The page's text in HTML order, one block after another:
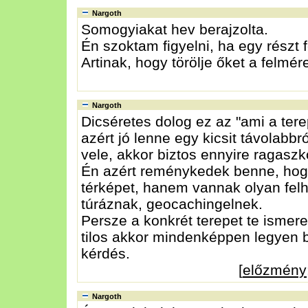
Nargoth
Somogyiakat hev berajzolta.
Én szoktam figyelni, ha egy részt
Artinak, hogy törölje őket a
Nargoth
Dicséretes dolog ez az "ami a
azért jó lenne egy kicsit
vele, akkor biztos ennyire
Én azért reménykedek benne,
térképet, hanem vannak olyan
túráznak, geocachingelnek.
Persze a konkrét terepet te
tilos akkor mindenképpen legyen
kérdés.
[előzmény
Nargoth